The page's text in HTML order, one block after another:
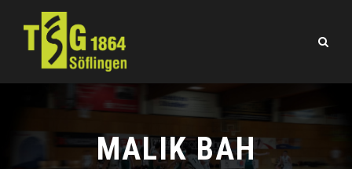
MALIK BAH